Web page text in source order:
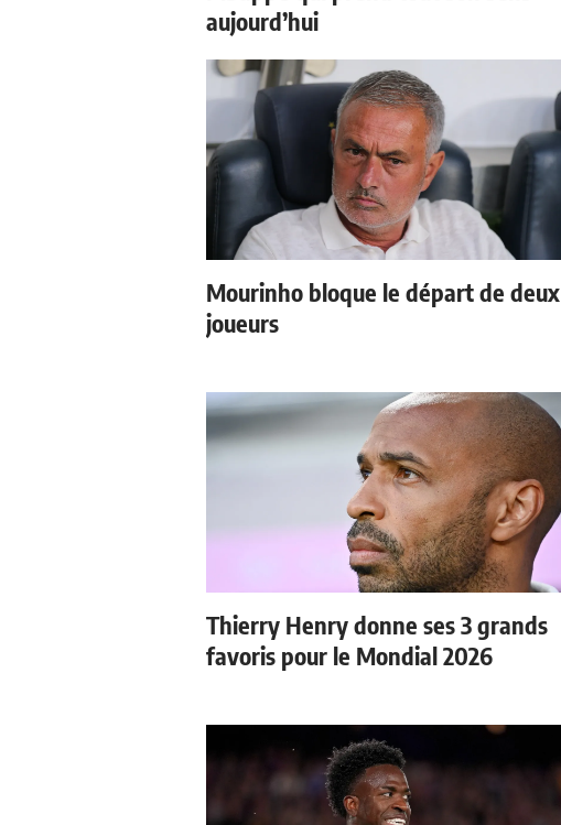
aujourd’hui
Mourinho bloque le départ de deux
joueurs
Thierry Henry donne ses 3 grands
favoris pour le Mondial 2026